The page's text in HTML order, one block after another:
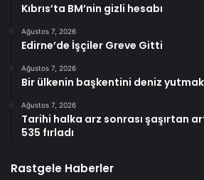
Kıbrıs’ta BM’nin gizli hesabı
Ağustos 7, 2026
Edirne’de İşçiler Greve Gitti
Ağustos 7, 2026
Bir ülkenin başkentini deniz
Ağustos 7, 2026
Tarihi halka arz sonrası şaşırtan
535 fırladı
Rastgele Haberler